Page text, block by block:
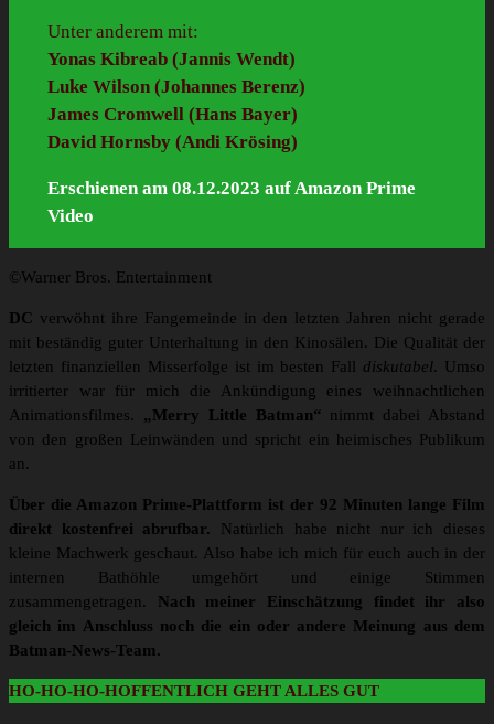
Unter anderem mit:
Yonas Kibreab (Jannis Wendt)
Luke Wilson (Johannes Berenz)
James Cromwell (Hans Bayer)
David Hornsby (Andi Krösing)
Erschienen am 08.12.2023 auf Amazon Prime
Video
©Warner Bros. Entertainment
DC verwöhnt ihre Fangemeinde in den letzten Jahren nicht gerade
mit beständig guter Unterhaltung in den Kinosälen. Die Qualität der
letzten finanziellen Misserfolge ist im besten Fall diskutabel. Umso
irritierter war für mich die Ankündigung eines weihnachtlichen
Animationsfilmes. „Merry Little Batman“ nimmt dabei Abstand
von den großen Leinwänden und spricht ein heimisches Publikum
an.
Über die Amazon Prime-Plattform ist der 92 Minuten lange Film
direkt kostenfrei abrufbar. Natürlich habe nicht nur ich dieses
kleine Machwerk geschaut. Also habe ich mich für euch auch in der
internen Bathöhle umgehört und einige Stimmen
zusammengetragen. Nach meiner Einschätzung findet ihr also
gleich im Anschluss noch die ein oder andere Meinung aus dem
Batman-News-Team.
HO-HO-HO-HOFFENTLICH GEHT ALLES GUT